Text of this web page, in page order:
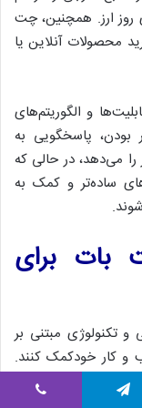
روز ارز. همچنین، چت
محصولات آنلاین یا
و الگوریتم‌های
بودن، پاسخگویی به
می‌دهد، در حالی‌ که
ساده‌تر و کمک به
بات برای
تکنولوژی مبتنی بر
و کار خودکمک کنند.
فروشگاه‌های